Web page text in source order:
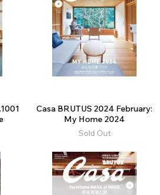
Casa BRUTUS 2024 February:
My Home 2024
Sold Out